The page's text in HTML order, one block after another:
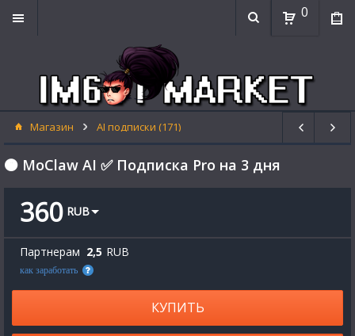
0
Магазин AI подписки (171)
🟠 MoClaw AI ✅ Подписка Pro на 3 дня
360 RUB
Партнерам 2,5 RUB
как заработать
КУПИТЬ